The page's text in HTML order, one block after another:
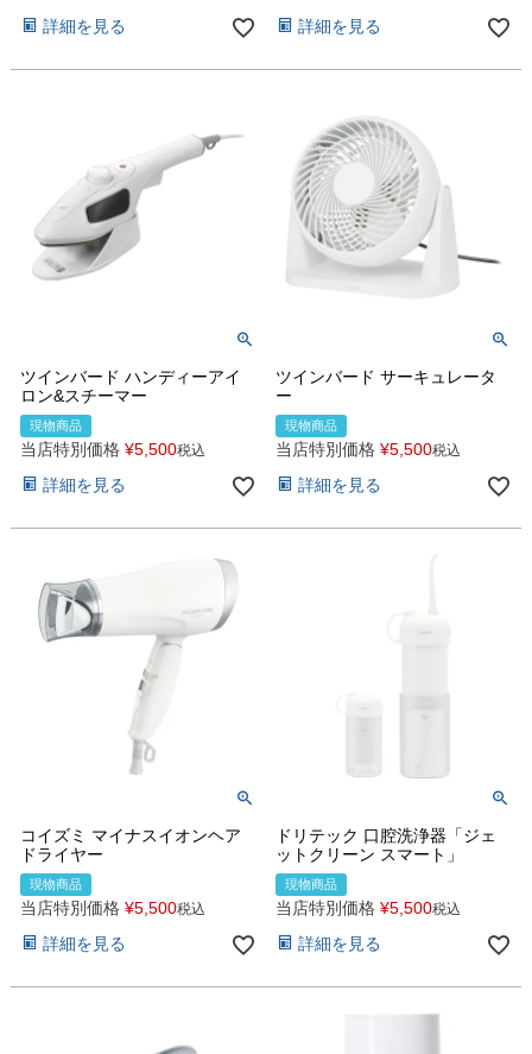
詳細を見る 詳細を見る
ツインバード ハンディーアイ
ロン&スチーマー
現物商品
当店特別価格 ¥5,500税込
詳細を見る
ツインバード サーキュレータ
ー
現物商品
当店特別価格 ¥5,500税込
詳細を見る
コイズミ マイナスイオンヘア
ドライヤー
現物商品
当店特別価格 ¥5,500税込
詳細を見る
ドリテック 口腔洗浄器「ジェ
ットクリーン スマート」
現物商品
当店特別価格 ¥5,500税込
詳細を見る